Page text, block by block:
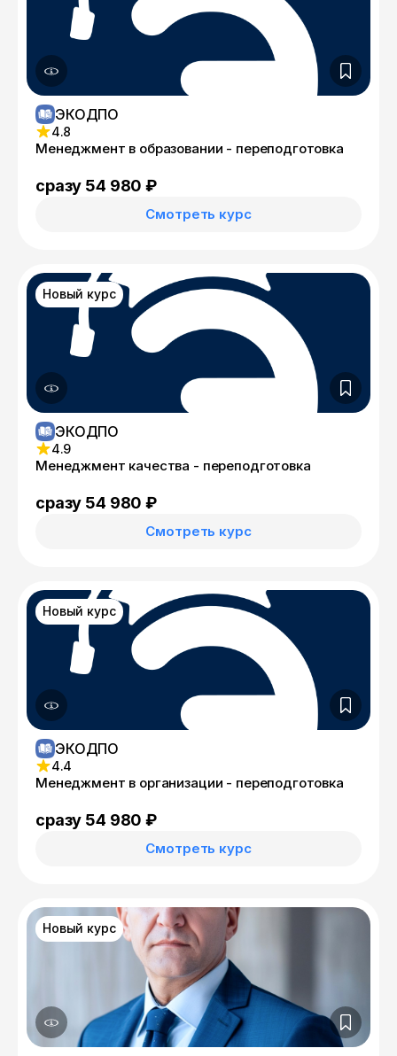
ЭКОДПО
4.8
Менеджмент в образовании - переподготовка
сразу 54 980 ₽
Смотреть курс
Новый курс
ЭКОДПО
4.9
Менеджмент качества - переподготовка
сразу 54 980 ₽
Смотреть курс
Новый курс
ЭКОДПО
4.4
Менеджмент в организации - переподготовка
сразу 54 980 ₽
Смотреть курс
Новый курс